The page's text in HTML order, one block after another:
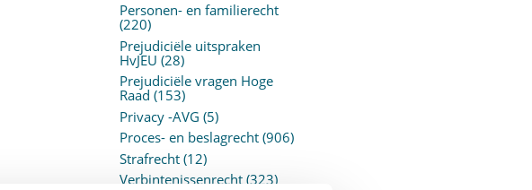
Personen- en familierecht
(220)
Prejudiciële uitspraken
HvJEU (28)
Prejudiciële vragen Hoge
Raad (153)
Privacy -AVG (5)
Proces- en beslagrecht(906)
Strafrecht(12)
Verbintenissenrecht(323)